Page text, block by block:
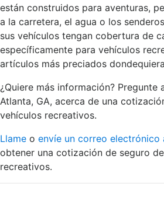
están construidos para aventuras,
a la carretera, el agua o los
sus vehículos tengan cobertura de
específicamente para vehículos
artículos más preciados
¿Quiere más información? Pregunte
Atlanta, GA, acerca de una
vehículos recreativos.
Llame o envíe un correo electrónico
obtener una cotización de seguro
recreativos.